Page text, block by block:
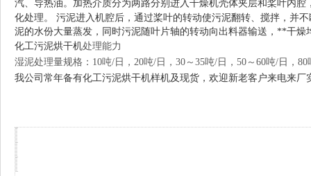
汽、导热油。加热介质分为两路分别进入干燥机壳体夹层和桨叶内
化处理。
污泥进入机腔后，通过桨叶的转动使污泥翻转、搅拌，并
泥的水份大量蒸发，同时污泥随叶片轴的转动向出料器输送，**干燥
化工污泥烘干机处理能力
湿泥处理量规格：10吨/日，20吨/日，30～35吨/日，50～60吨/日，80
我公司常年备有化工污泥烘干机样机及现货，欢迎新老客户来电来厂